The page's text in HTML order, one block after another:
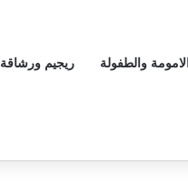
الامومة والطفولة ريجيم ورشاقة